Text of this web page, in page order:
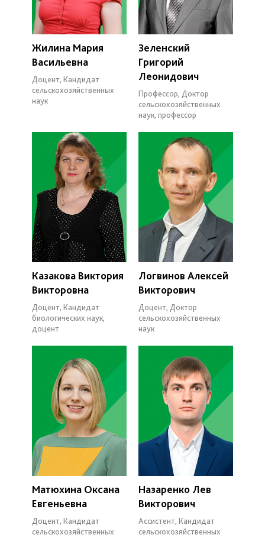
Жилина Мария
Васильевна
Доцент, Кандидат
сельскохозяйственных
наук
Зеленский
Григорий
Леонидович
Профессор, Доктор
сельскохозяйственных
наук, профессор
Казакова Виктория
Викторовна
Доцент, Кандидат
биологических наук,
доцент
Логвинов Алексей
Викторович
Доцент, Доктор
сельскохозяйственных
наук
Матюхина Оксана
Евгеньевна
Доцент, Кандидат
сельскохозяйственных
Назаренко Лев
Викторович
Ассистент, Кандидат
сельскохозяйственных